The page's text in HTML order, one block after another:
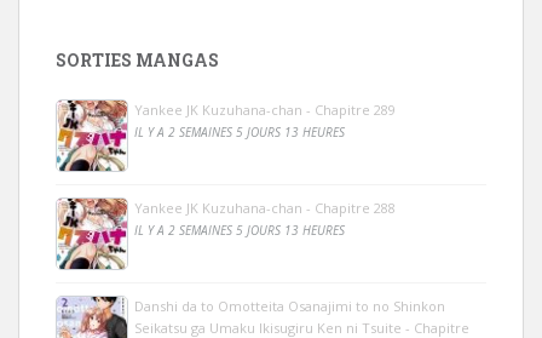
SORTIES MANGAS
Yankee JK Kuzuhana-chan - Chapitre 289
IL Y A 2 SEMAINES 5 JOURS 13 HEURES
Yankee JK Kuzuhana-chan - Chapitre 288
IL Y A 2 SEMAINES 5 JOURS 13 HEURES
Danshi da to Omotteita Osanajimi to no Shinkon
Seikatsu ga Umaku Ikisugiru Ken ni Tsuite - Chapitre